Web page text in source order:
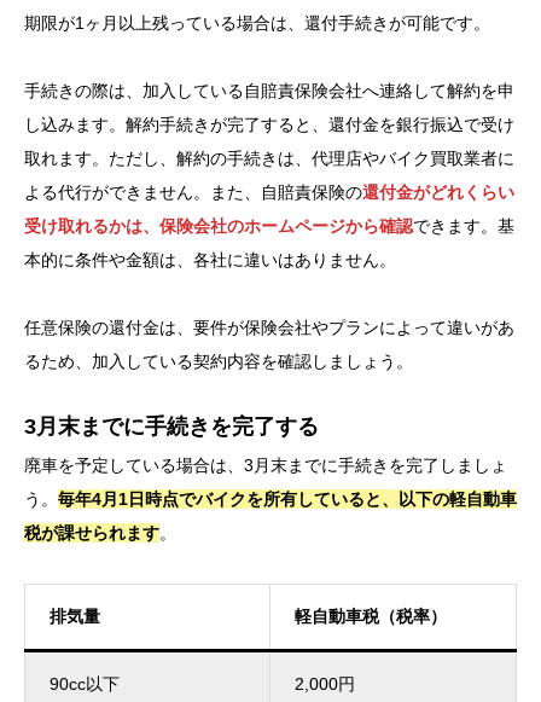
期限が1ヶ月以上残っている場合は、還付手続きが可能です。
手続きの際は、加入している自賠責保険会社へ連絡して解約を申
し込みます。解約手続きが完了すると、還付金を銀行振込で受け
取れます。ただし、解約の手続きは、代理店やバイク買取業者に
よる代行ができません。また、自賠責保険の還付金がどれくらい
受け取れるかは、保険会社のホームページから確認できます。基
本的に条件や金額は、各社に違いはありません。
任意保険の還付金は、要件が保険会社やプランによって違いがあ
るため、加入している契約内容を確認しましょう。
3月末までに手続きを完了する
廃車を予定している場合は、3月末までに手続きを完了しましょ
う。 毎年4月1日時点でバイクを所有していると、以下の軽自動車
税が課せられます。
排気量 軽自動車税（税率）
90cc以下 2,000円